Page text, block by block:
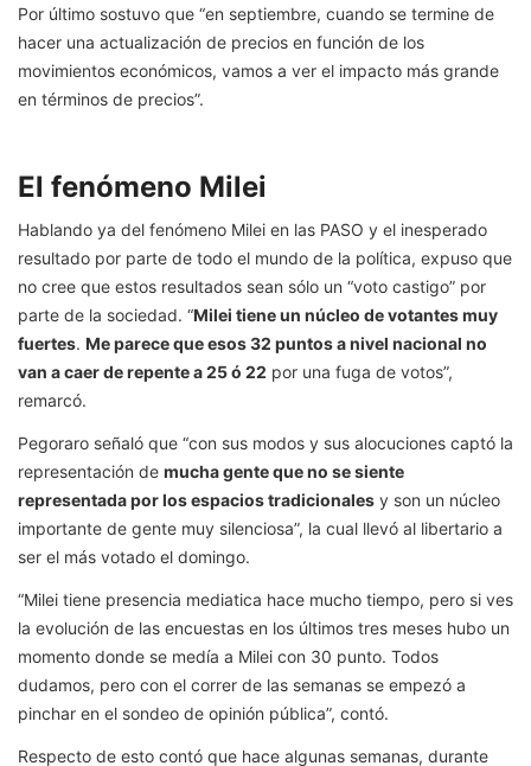
Por último sostuvo que “en septiembre, cuando se termine de
hacer una actualización de precios en función de los
movimientos económicos, vamos a ver el impacto más grande
en términos de precios”.
El fenómeno Milei
Hablando ya del fenómeno Milei en las PASO y el inesperado
resultado por parte de todo el mundo de la política, expuso que
no cree que estos resultados sean sólo un “voto castigo” por
parte de la sociedad. “Milei tiene un núcleo de votantes muy
fuertes. Me parece que esos 32 puntos a nivel nacional no
van a caer de repente a 25 ó 22 por una fuga de votos”,
remarcó.
Pegoraro señaló que “con sus modos y sus alocuciones captó la
representación de mucha gente que no se siente
representada por los espacios tradicionales y son un núcleo
importante de gente muy silenciosa”, la cual llevó al libertario a
ser el más votado el domingo.
“Milei tiene presencia mediatica hace mucho tiempo, pero si ves
la evolución de las encuestas en los últimos tres meses hubo un
momento donde se medía a Milei con 30 punto. Todos
dudamos, pero con el correr de las semanas se empezó a
pinchar en el sondeo de opinión pública”, contó.
Respecto de esto contó que hace algunas semanas, durante